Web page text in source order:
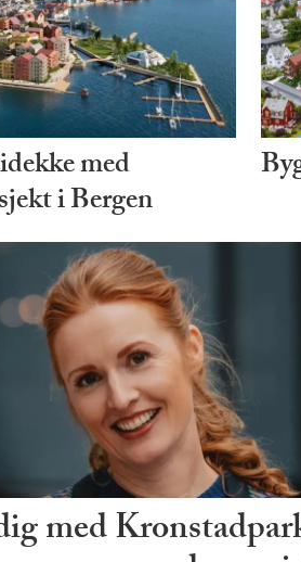
med
i Bergen
med